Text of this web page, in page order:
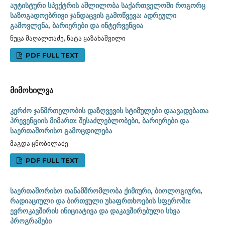
აუტისტური სპექტრის აშლილობა საქართველოში როგორც
საზოგადოებრივი ჯანდაცვის გამოწვევა: ადრეული
გამოვლენა, ბარიერები და ინტერვენცია
ნუცა მაღალთაძე, ნატა ყაზახაშვილი
PDF FULL TEXT
მიმოხილვა
კერძო ჯანმრთელობის დაზღვევის სტიმულები დაავადებათა
პრევენციის მიმართ: შესაძლებლობები, ბარიერები და
საერთაშორისო გამოცდილება
მაგდა ცნობილაძე
PDF FULL TEXT
საერთაშორისო თანამშრომლობა ქიმიური, ბიოლოგიური,
რადიაციული და ბირთვული უსაფრთხოების სფეროში:
ევროკავშირის ინიციატივა და დაკავშირებული სხვა
პროგრამები